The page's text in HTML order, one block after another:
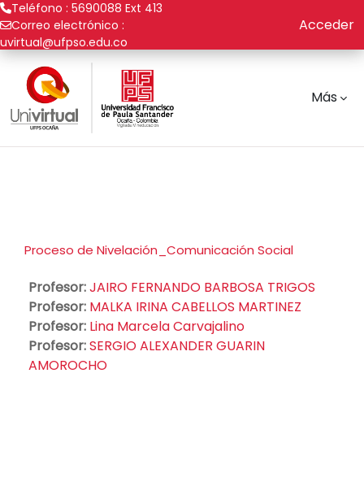
Saltar al contenido principal
Teléfono : 5690088 Ext 413
Correo electrónico :
uvirtual@ufpso.edu.co
Acceder
Más
Proceso de Nivelación_Comunicación Social
Profesor:JAIRO FERNANDO BARBOSA TRIGOS
Profesor: MALKA IRINA CABELLOS MARTINEZ
Profesor: Lina Marcela Carvajalino
Profesor:SERGIO ALEXANDER GUARIN
AMOROCHO